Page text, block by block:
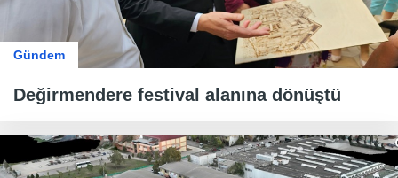
Gündem
Değirmendere festival alanına dönüştü